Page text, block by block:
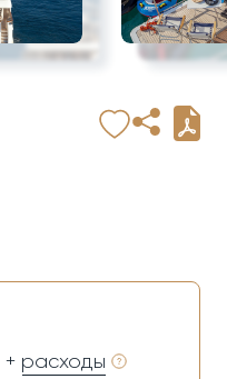
+ расходы